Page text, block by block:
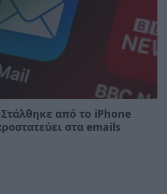
από το iPhone
στα emails